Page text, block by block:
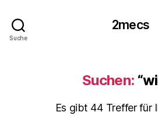
Suche
2mecs
Suchen:
Es gibt 44 Treffer für